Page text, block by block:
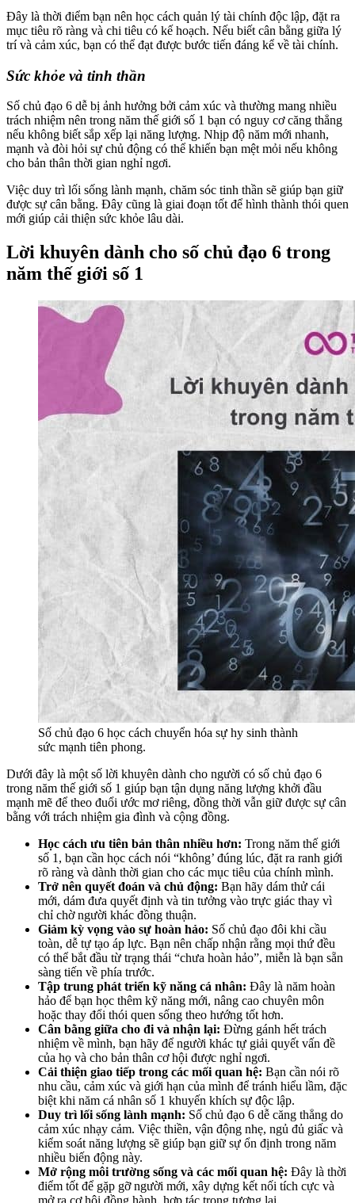
Đây là thời điểm bạn nên học cách quản lý tài chính độc lập, đặt ra
mục tiêu rõ ràng và chi tiêu có kế hoạch. Nếu biết cân bằng giữa lý
trí và cảm xúc, bạn có thể đạt được bước tiến đáng kể về tài chính.
Sức khỏe và tinh thần
Số chủ đạo 6 dễ bị ảnh hưởng bởi cảm xúc và thường mang nhiều
trách nhiệm nên trong năm thế giới số 1 bạn có nguy cơ căng thẳng
nếu không biết sắp xếp lại năng lượng. Nhịp độ năm mới nhanh,
mạnh và đòi hỏi sự chủ động có thể khiến bạn mệt mỏi nếu không
cho bản thân thời gian nghỉ ngơi.
Việc duy trì lối sống lành mạnh, chăm sóc tinh thần sẽ giúp bạn giữ
được sự cân bằng. Đây cũng là giai đoạn tốt để hình thành thói quen
mới giúp cải thiện sức khỏe lâu dài.
Lời khuyên dành cho số chủ đạo 6 trong
năm thế giới số 1
Số chủ đạo 6 học cách chuyển hóa sự hy sinh thành
sức mạnh tiên phong.
Dưới đây là một số lời khuyên dành cho người có số chủ đạo 6
trong năm thế giới số 1 giúp bạn tận dụng năng lượng khởi đầu
mạnh mẽ để theo đuổi ước mơ riêng, đồng thời vẫn giữ được sự cân
bằng với trách nhiệm gia đình và cộng đồng.
Học cách ưu tiên bản thân nhiều hơn: Trong năm thế giới
số 1, bạn cần học cách nói “không’ đúng lúc, đặt ra ranh giới
rõ ràng và dành thời gian cho các mục tiêu của chính mình.
Trở nên quyết đoán và chủ động: Bạn hãy dám thử cái
mới, dám đưa quyết định và tin tưởng vào trực giác thay vì
chỉ chờ người khác đồng thuận.
Giảm kỳ vọng vào sự hoàn hảo: Số chủ đạo đôi khi cầu
toàn, dễ tự tạo áp lực. Bạn nên chấp nhận rằng mọi thứ đều
có thể bắt đầu từ trạng thái “chưa hoàn hảo”, miễn là bạn sẵn
sàng tiến về phía trước.
Tập trung phát triển kỹ năng cá nhân: Đây là năm hoàn
hảo để bạn học thêm kỹ năng mới, nâng cao chuyên môn
hoặc thay đổi thói quen sống theo hướng tốt hơn.
Cân bằng giữa cho đi và nhận lại: Đừng gánh hết trách
nhiệm về mình, bạn hãy để người khác tự giải quyết vấn đề
của họ và cho bản thân cơ hội được nghỉ ngơi.
Cải thiện giao tiếp trong các mối quan hệ: Bạn cần nói rõ
nhu cầu, cảm xúc và giới hạn của mình để tránh hiểu lầm, đặc
biệt khi năm cá nhân số 1 khuyến khích sự độc lập.
Duy trì lối sống lành mạnh: Số chủ đạo 6 dễ căng thẳng do
cảm xúc nhạy cảm. Việc thiền, vận động nhẹ, ngủ đủ giấc và
kiểm soát năng lượng sẽ giúp bạn giữ sự ổn định trong năm
nhiều biến động này.
Mở rộng môi trường sống và các mối quan hệ: Đây là thời
điểm tốt để gặp gỡ người mới, xây dựng kết nối tích cực và